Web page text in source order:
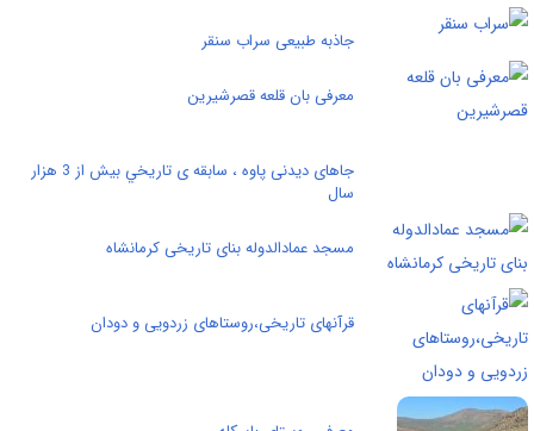
جاذبه طبیعی سراب سنقر
معرفی بان قلعه قصرشیرین
جاهای دیدنی پاوه ، سابقه ی تاريخي بيش از 3 هزار
سال
مسجد عمادالدوله بنای تاریخی کرمانشاه
قرآنهای تاریخی،روستاهای زردویی و دودان